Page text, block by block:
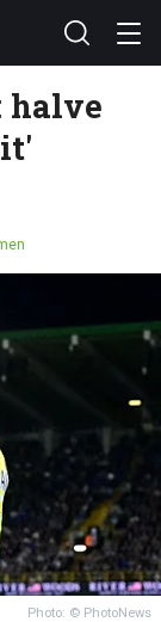
halve
Photo: © PhotoNews